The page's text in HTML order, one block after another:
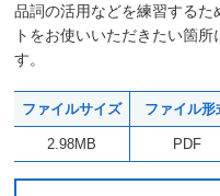
品詞の活用などを練習する
トをお使いいただきたい箇
す。
ファイルサイズ ファイル形
2.98MB PDF